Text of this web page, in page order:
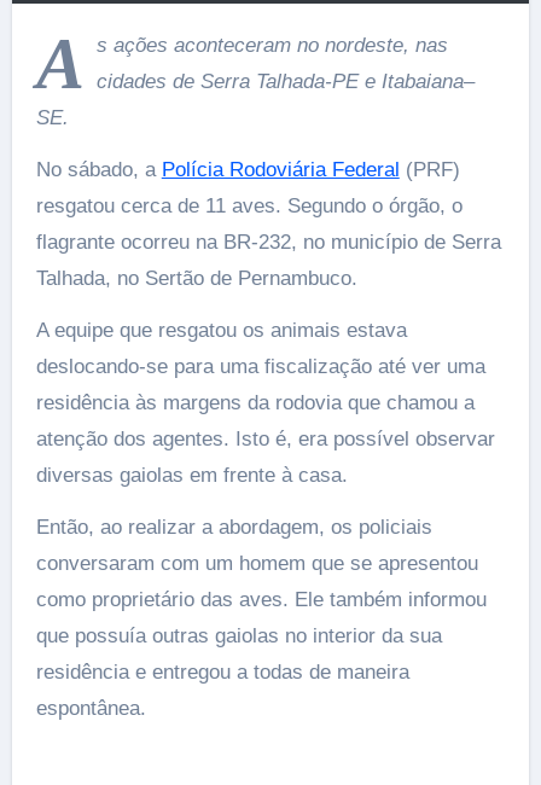
A
s ações aconteceram no nordeste, nas
cidades de Serra Talhada-PE e Itabaiana–
SE.
No sábado, a Polícia Rodoviária Federal (PRF)
resgatou cerca de 11 aves. Segundo o órgão, o
flagrante ocorreu na BR-232, no município de Serra
Talhada, no Sertão de Pernambuco.
A equipe que resgatou os animais estava
deslocando-se para uma fiscalização até ver uma
residência às margens da rodovia que chamou a
atenção dos agentes. Isto é, era possível observar
diversas gaiolas em frente à casa.
Então, ao realizar a abordagem, os policiais
conversaram com um homem que se apresentou
como proprietário das aves. Ele também informou
que possuía outras gaiolas no interior da sua
residência e entregou a todas de maneira
espontânea.